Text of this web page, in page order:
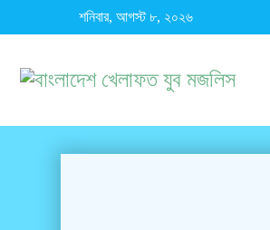
শনিবার, আগস্ট ৮, ২০২৬